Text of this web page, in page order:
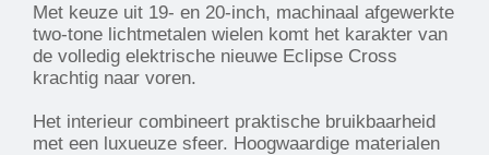
Met keuze uit 19- en 20-inch, machinaal afgewerkte
two-tone lichtmetalen wielen komt het karakter van
de volledig elektrische nieuwe Eclipse Cross
krachtig naar voren.
Het interieur combineert praktische bruikbaarheid
met een luxueuze sfeer. Hoogwaardige materialen